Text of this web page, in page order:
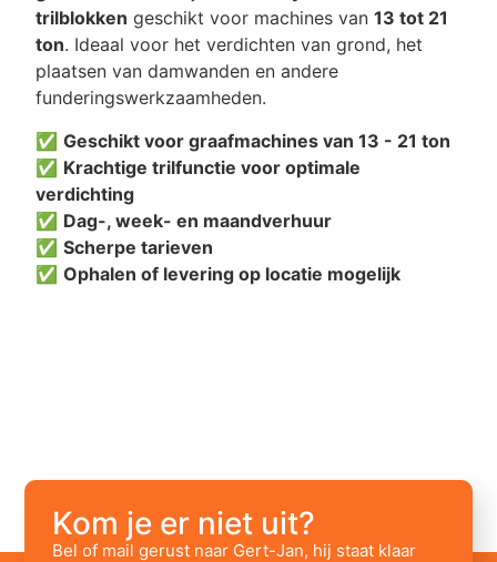
trilblokken geschikt voor machines van13 tot 21
ton. Ideaal voor het verdichten van grond, het
plaatsen van damwanden en andere
funderingswerkzaamheden.
✅Geschikt voor graafmachines van 13 - 21 ton
✅ Krachtige trilfunctie voor optimale
verdichting
✅ Dag-, week- en maandverhuur
✅Scherpe tarieven
✅Ophalen of levering op locatie mogelijk
Kom je er niet uit?
Bel of mail gerust naar Gert-Jan, hij staat klaar